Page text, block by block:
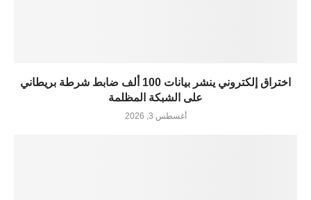
اختراق إلكتروني ينشر بيانات 100 ألف ضابط شرطة بريطاني
على الشبكة المظلمة
أغسطس 3, 2026